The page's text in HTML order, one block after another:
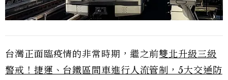
台灣正面臨疫情的非常時期，繼之前雙北升級三級
警戒！捷運、台鐵區間車進行人流管制，5大交通防